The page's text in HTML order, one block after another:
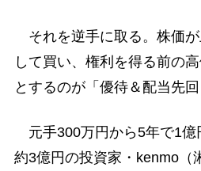
それを逆手に取る。株価が
して買い、権利を得る前の
とするのが「優待＆配当先回
元手300万円から5年で1億
約3億円の投資家・kenmo（